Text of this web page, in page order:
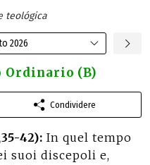
teológica
2026
Ordinario (B)
Condividere
42): In quel tempo
suoi discepoli e,